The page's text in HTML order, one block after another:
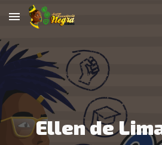
Skip to main content
Ellen de